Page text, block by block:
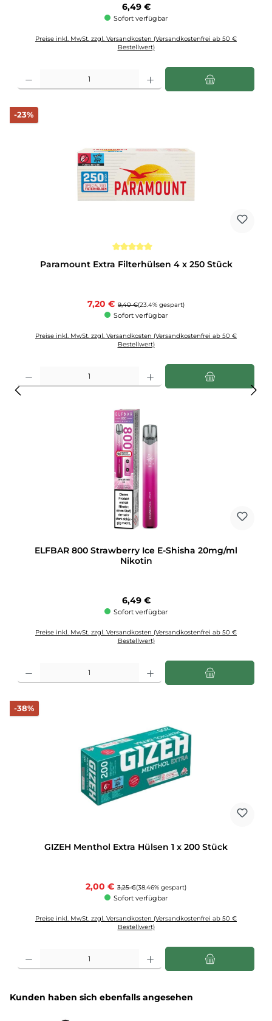
Regulärer Preis:
6,49 €
Sofort verfügbar
Preise inkl. MwSt. zzgl. Versandkosten (Versandkostenfrei ab 50 €
Bestellwert)
-23%Rabatt
Paramount Extra Filterhülsen 4 x 250 Stück
Verkaufspreis:
7,20 € Regulärer Preis:
9,40 €(23.4% gespart)
Sofort verfügbar
Preise inkl. MwSt. zzgl. Versandkosten (Versandkostenfrei ab 50 €
Bestellwert)
ELFBAR 800 Strawberry Ice E-Shisha 20mg/ml
Nikotin
Regulärer Preis:
6,49 €
Sofort verfügbar
Preise inkl. MwSt. zzgl. Versandkosten (Versandkostenfrei ab 50 €
Bestellwert)
Produkt Anzahl: Gib den gewünschten Wert ein oder benutze die Schaltflächen
-38%Rabatt
GIZEH Menthol Extra Hülsen 1 x 200 Stück
Verkaufspreis:
2,00 € Regulärer Preis:
3,25 €(38.46% gespart)
Sofort verfügbar
Preise inkl. MwSt. zzgl. Versandkosten (Versandkostenfrei ab 50 €
Bestellwert)
Produkt Anzahl: Gib den gewünschten Wert ein oder benutze die Schaltflächen
Produktgalerie überspringen
Kunden haben sich ebenfalls angesehen